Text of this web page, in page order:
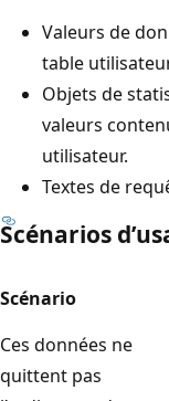
Valeurs de
table
Objets de
valeurs
utilisateur.
Textes de
Scénarios
Scénario
Ces données ne
quittent pas